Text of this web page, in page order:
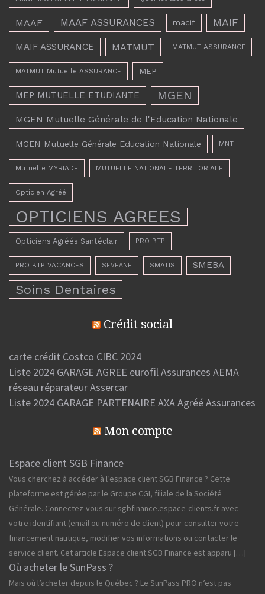
MAAF MAAF ASSURANCES macif MAIF
MAIF ASSURANCE MATMUT MATMUT ASSURANCE
MATMUT Mutuelle ASSURANCE MEP
MEP MUTUELLE ETUDIANTE MGEN
MGEN Mutuelle Générale de l'Education Nationale
MGEN Mutuelle Générale Education Nationale MNT
Mutuelle MYRIADE MUTUELLE NATIONALE TERRITORIALE
Opticien Agréé
OPTICIENS AGREES
Opticiens Agréés Santéclair PRO BTP
PRO BTP VACANCES SEVEANE SMATIS SMEBA
Soins Dentaires
Crédit social
carte crédit Costco CIBC 2024
Liste 2024 GARAGE AGREE eurofil Assurances AEMA
réseau réparateur Assercar
Liste 2024 GARAGE PARTENAIRE AXA Agréé Assurances
Mon compte
Espace client SGB Finance
Vous cherchez à accéder à l’espace client SGB Finance ? Cette
plateforme est gérée par le Groupe CGI, filiale de la Société
Générale. Connectez-vous sur sgbfinance.espace-clients.fr avec
votre identifiant (email ou numéro de client) pour consulter votre
financement nautique, modifier vos informations ou contacter le
service client. Cet article Espace client SGB Finance est apparu […]
Où acheter le SunPass ?
Mais où l’acheter depuis le Québec ? Le SunPass PRO n’est pas